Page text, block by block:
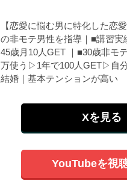
【恋愛に悩む男に特化した恋
の非モテ男性を指導｜■講習実
45歳月10人GET ｜■30歳非モ
万使う▷1年で100人GET▷自
結婚｜基本テンションが高い
Xを見る
YouTubeを視